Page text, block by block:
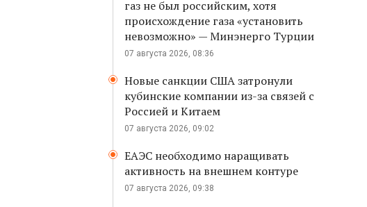
газ не был российским, хотя
происхождение газа «установить
невозможно» — Минэнерго Турции
07 августа 2026, 08:36
Новые санкции США затронули
кубинские компании из-за связей с
Россией и Китаем
07 августа 2026, 09:02
ЕАЭС необходимо наращивать
активность на внешнем контуре
07 августа 2026, 09:38